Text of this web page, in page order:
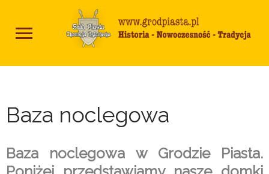
Baza noclegowa
Baza noclegowa w Grodzie Piasta.